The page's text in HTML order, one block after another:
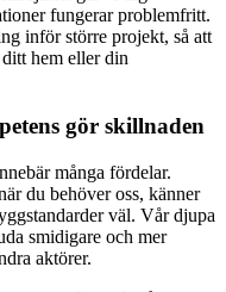
fungerar problemfritt.
inför större projekt, så att
hem eller din
gör skillnaden
många fördelar.
du behöver oss, känner
väl. Vår djupa
smidigare och mer
aktörer.